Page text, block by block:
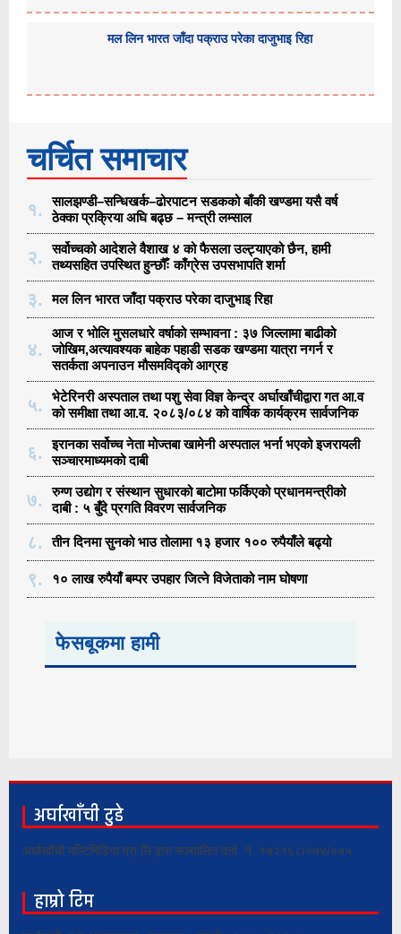
मल लिन भारत जाँदा पक्राउ परेका दाजुभाइ रिहा
चर्चित समाचार
१.
सालझण्डी–सन्धिखर्क–ढोरपाटन सडकको बाँकी खण्डमा यसै वर्ष
ठेक्का प्रक्रिया अघि बढ्छ – मन्त्री लम्साल
२.
सर्वोच्चको आदेशले वैशाख ४ को फैसला उल्ट्याएको छैन, हामी
तथ्यसहित उपस्थित हुन्छौँः काँग्रेस उपसभापति शर्मा
३. मल लिन भारत जाँदा पक्राउ परेका दाजुभाइ रिहा
४.
आज र भोलि मुसलधारे वर्षाको सम्भावना : ३७ जिल्लामा बाढीको
जोखिम,अत्यावश्यक बाहेक पहाडी सडक खण्डमा यात्रा नगर्न र
सतर्कता अपनाउन मौसमविद्काे आग्रह
५.
भेटेरिनरी अस्पताल तथा पशु सेवा विज्ञ केन्द्र अर्घाखाँचीद्वारा गत आ.व
को समीक्षा तथा आ.व. २०८३/०८४ को वार्षिक कार्यक्रम सार्वजनिक
६.
इरानका सर्वोच्च नेता मोज्तबा खामेनी अस्पताल भर्ना भएको इजरायली
सञ्चारमाध्यमको दाबी
७.
रुग्ण उद्योग र संस्थान सुधारको बाटोमा फर्किएको प्रधानमन्त्रीको
दाबी : ५ बुँदे प्रगति विवरण सार्वजनिक
८. तीन दिनमा सुनको भाउ तोलामा १३ हजार १०० रुपैयाँले बढ्यो
९. १० लाख रुपैयाँ बम्पर उपहार जित्ने विजेताको नाम घोषणा
फेसबूकमा हामी
अर्घाखाँची टुडे
अर्घाखाँची मल्टिमिडिया प्रा.लि द्वारा सञ्चालित दर्ता नं. १७२१६८/०७४/०७५
हाम्रो टिम